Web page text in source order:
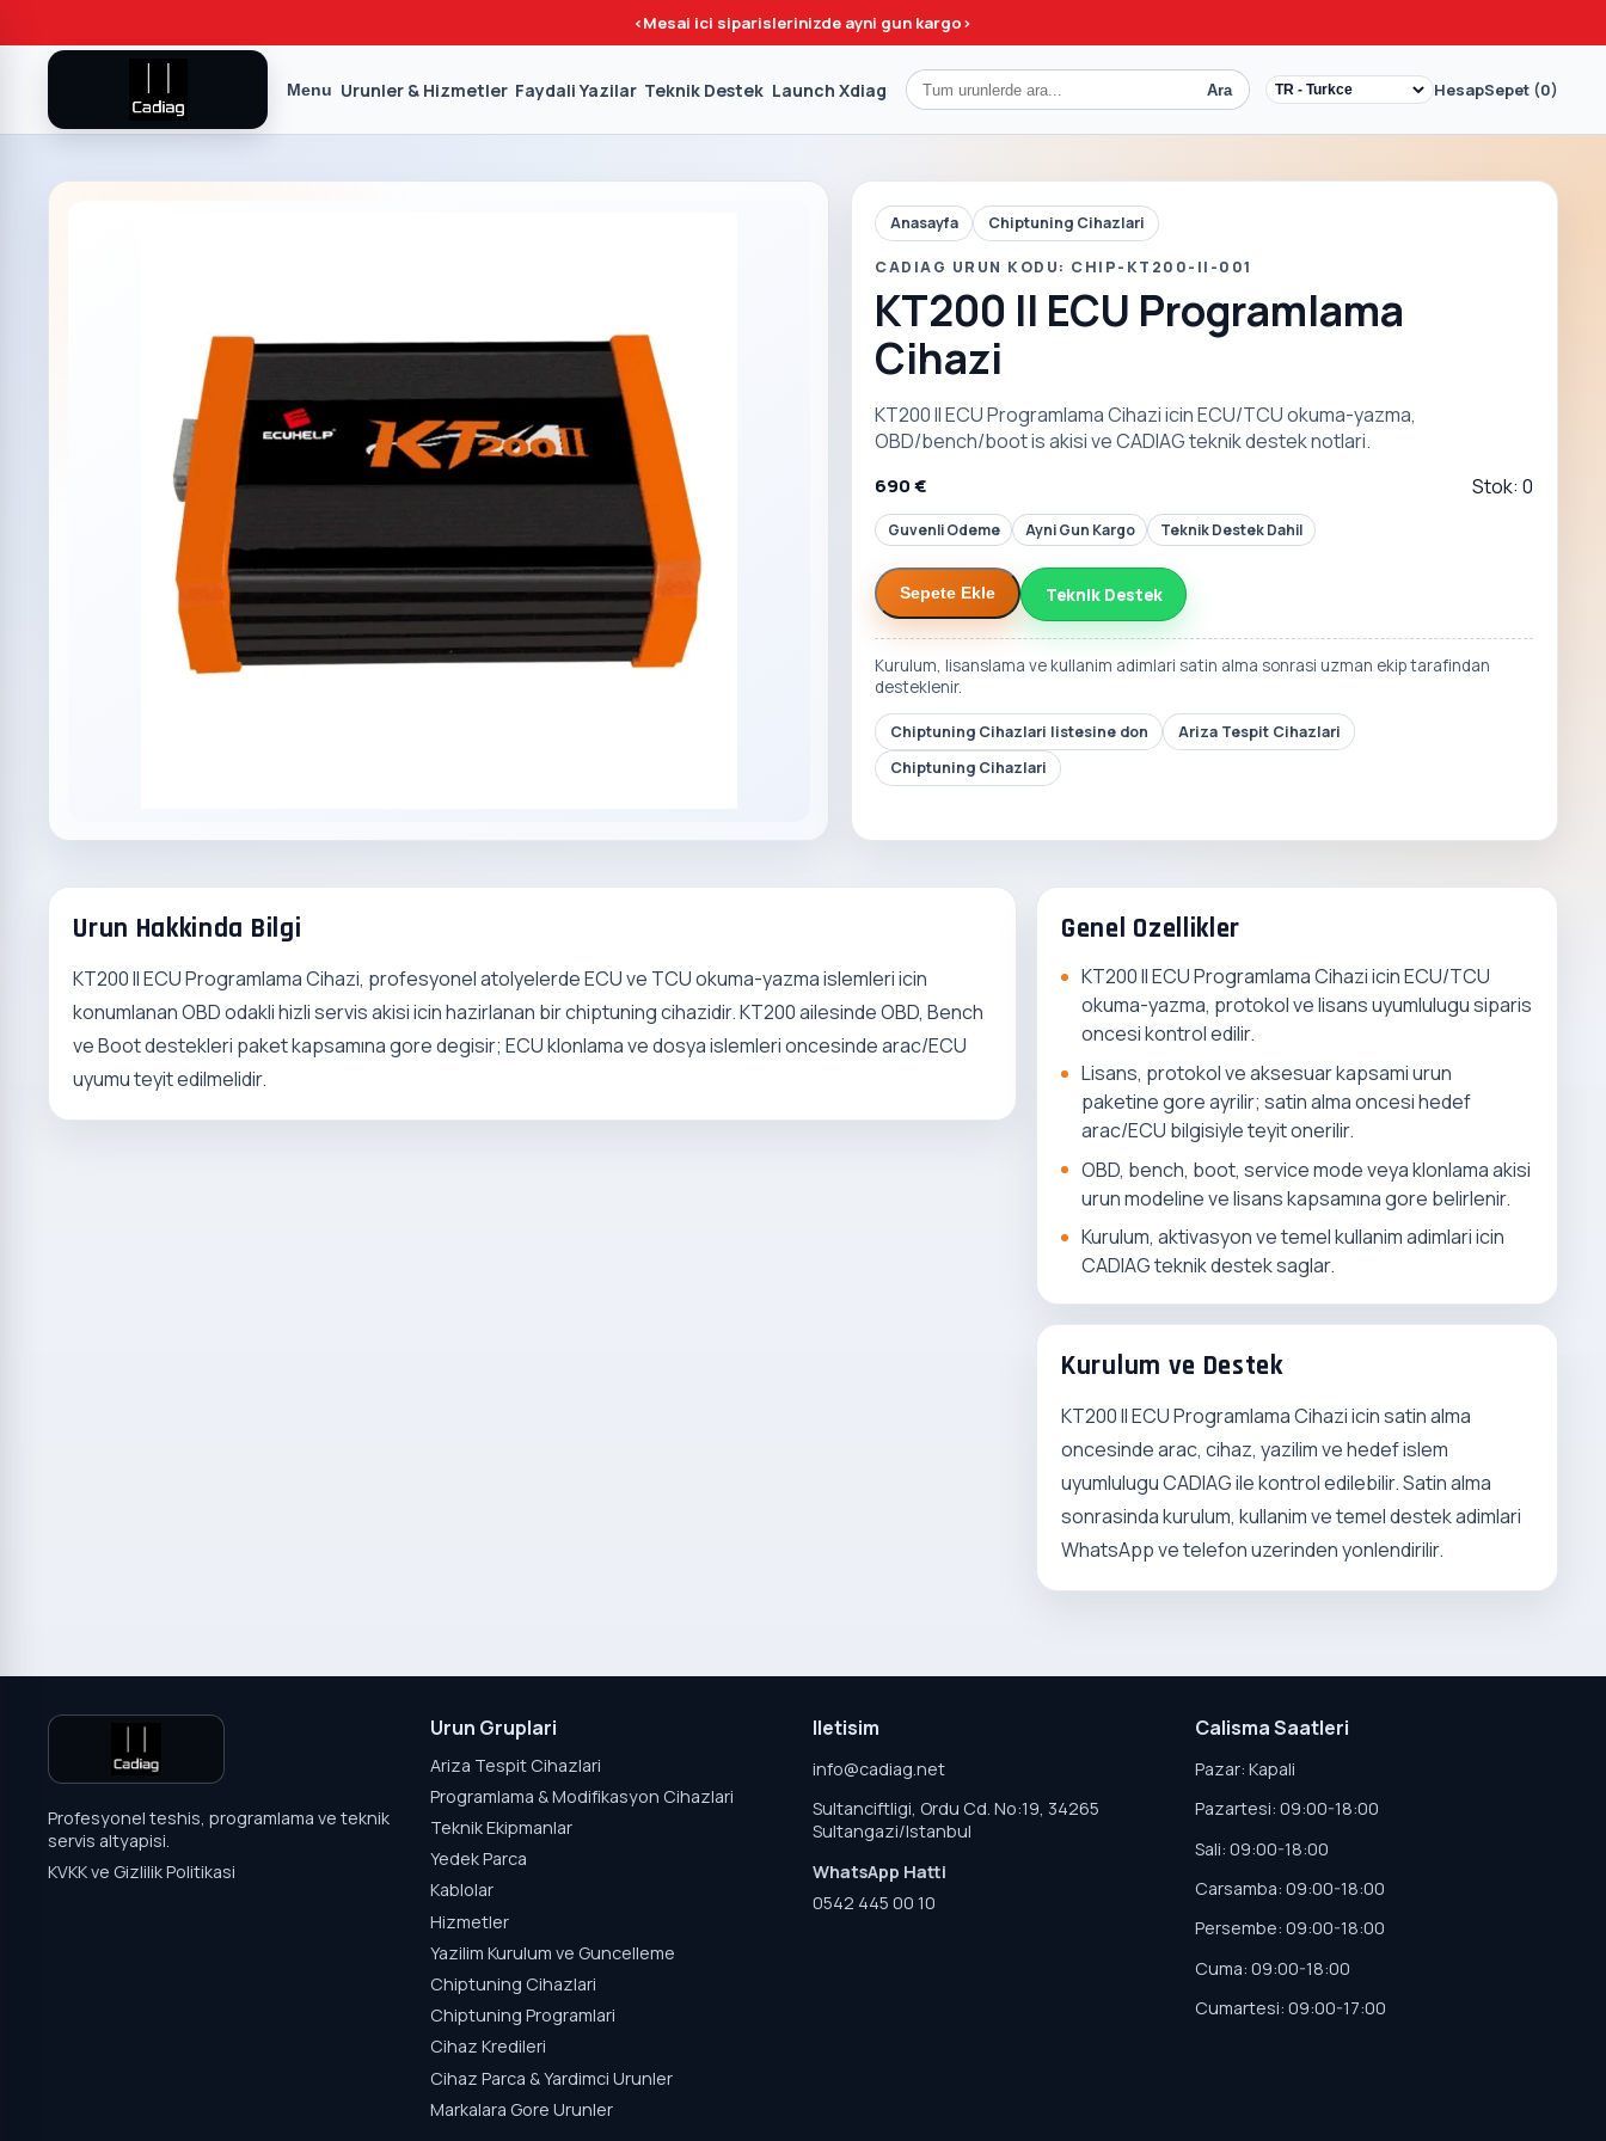
<Mesai ici siparislerinizde ayni gun kargo>
Menu Urunler & Hizmetler Faydali Yazilar Teknik Destek Launch Xdiag Ara HesapSepet (0)
Anasayfa Chiptuning Cihazlari
CADIAG URUN KODU: CHIP-KT200-II-001
KT200 II ECU Programlama
Cihazi
KT200 II ECU Programlama Cihazi icin ECU/TCU okuma-yazma,
OBD/bench/boot is akisi ve CADIAG teknik destek notlari.
690 € Stok: 0
Guvenli Odeme Ayni Gun Kargo Teknik Destek Dahil
Sepete Ekle Teknik Destek
Kurulum, lisanslama ve kullanim adimlari satin alma sonrasi uzman ekip tarafindan
desteklenir.
Chiptuning Cihazlari listesine don
Ariza Tespit Cihazlari
Chiptuning Cihazlari
Urun Hakkinda Bilgi
KT200 II ECU Programlama Cihazi, profesyonel atolyelerde ECU ve TCU okuma-yazma islemleri icin
konumlanan OBD odakli hizli servis akisi icin hazirlanan bir chiptuning cihazidir. KT200 ailesinde OBD, Bench
ve Boot destekleri paket kapsamına gore degisir; ECU klonlama ve dosya islemleri oncesinde arac/ECU
uyumu teyit edilmelidir.
Genel Ozellikler
KT200 II ECU Programlama Cihazi icin ECU/TCU
okuma-yazma, protokol ve lisans uyumlulugu siparis
oncesi kontrol edilir.
Lisans, protokol ve aksesuar kapsami urun
paketine gore ayrilir; satin alma oncesi hedef
arac/ECU bilgisiyle teyit onerilir.
OBD, bench, boot, service mode veya klonlama akisi
urun modeline ve lisans kapsamına gore belirlenir.
Kurulum, aktivasyon ve temel kullanim adimlari icin
CADIAG teknik destek saglar.
Kurulum ve Destek
KT200 II ECU Programlama Cihazi icin satin alma
oncesinde arac, cihaz, yazilim ve hedef islem
uyumlulugu CADIAG ile kontrol edilebilir. Satin alma
sonrasinda kurulum, kullanim ve temel destek adimlari
WhatsApp ve telefon uzerinden yonlendirilir.
Profesyonel teshis, programlama ve teknik
servis altyapisi.
KVKK ve Gizlilik Politikasi
Urun Gruplari
Ariza Tespit Cihazlari
Programlama & Modifikasyon Cihazlari
Teknik Ekipmanlar
Yedek Parca
Kablolar
Hizmetler
Yazilim Kurulum ve Guncelleme
Chiptuning Cihazlari
Chiptuning Programlari
Cihaz Kredileri
Cihaz Parca & Yardimci Urunler
Markalara Gore Urunler
Iletisim
info@cadiag.net
Sultanciftligi, Ordu Cd. No:19, 34265
Sultangazi/Istanbul
WhatsApp Hatti
0542 445 00 10
Calisma Saatleri
Pazar: Kapali
Pazartesi: 09:00-18:00
Sali: 09:00-18:00
Carsamba: 09:00-18:00
Persembe: 09:00-18:00
Cuma: 09:00-18:00
Cumartesi: 09:00-17:00